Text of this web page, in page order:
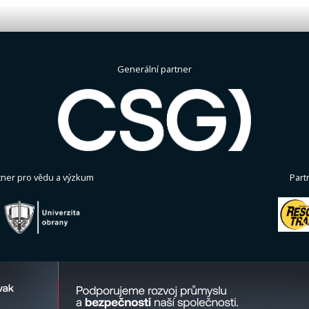
Generální partner
pro vědu a výzkum